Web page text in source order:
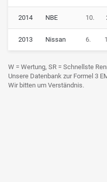
2014 NBE 10.
2013 Nissan 6.
W = Wertung, SR = Schnellste
Unsere Datenbank zur Formel 3 EM führt Statistiken
Wir bitten um Verständnis.